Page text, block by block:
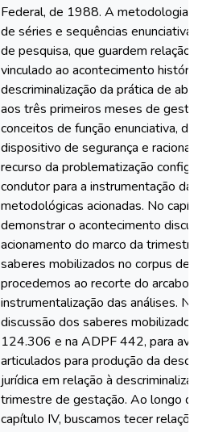
Federal, de 1988. A metodologia
de séries e sequências
de pesquisa, que guardem
vinculado ao acontecimento
descriminalização da prática de
aos três primeiros meses de
conceitos de função enunciativa,
dispositivo de segurança e
recurso da problematização
condutor para a instrumentação
metodológicas acionadas. No
demonstrar o acontecimento
acionamento do marco da
saberes mobilizados no corpus de
procedemos ao recorte do
instrumentalização das análises.
discussão dos saberes
124.306 e na ADPF 442, para
articulados para produção da
jurídica em relação à
trimestre de gestação. Ao longo
capítulo IV, buscamos tecer